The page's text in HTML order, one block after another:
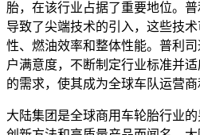
胎，在该行业占据了重要地位。
导致了尖端技术的引入，这些技
性、燃油效率和整体性能。普利
户满意度，不断制定行业标准并
的需求，使其成为全球车队运营商
大陆集团是全球商用车轮胎行业